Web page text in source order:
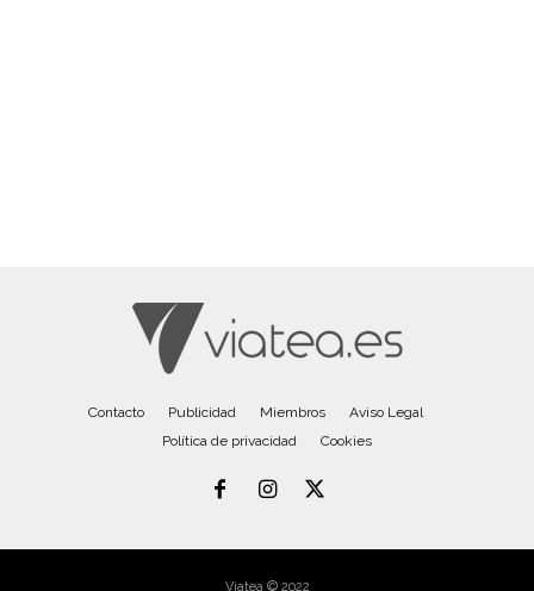
Contacto Publicidad Miembros
Aviso Legal
Política de privacidad
Cookies
Viatea © 2022